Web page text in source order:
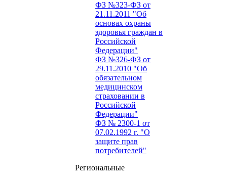
ФЗ №323-ФЗ от
21.11.2011 "Об
основах охраны
здоровья граждан в
Российской
Федерации"
ФЗ №326-ФЗ от
29.11.2010 "Об
обязательном
медицинском
страховании в
Российской
Федерации"
ФЗ № 2300-1 от
07.02.1992 г. "О
защите прав
потребителей"
Региональные